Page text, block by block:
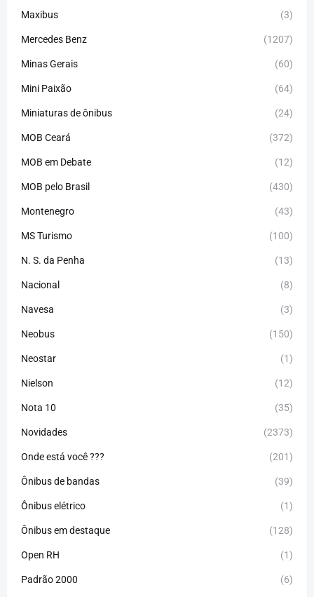
Maxibus (3)
Mercedes Benz (1207)
Minas Gerais (60)
Mini Paixão (64)
Miniaturas de ônibus (24)
MOB Ceará (372)
MOB em Debate (12)
MOB pelo Brasil (430)
Montenegro (43)
MS Turismo (100)
N. S. da Penha (13)
Nacional (8)
Navesa (3)
Neobus (150)
Neostar (1)
Nielson (12)
Nota 10 (35)
Novidades (2373)
Onde está você ??? (201)
Ônibus de bandas (39)
Ônibus elétrico (1)
Ônibus em destaque (128)
Open RH (1)
Padrão 2000 (6)